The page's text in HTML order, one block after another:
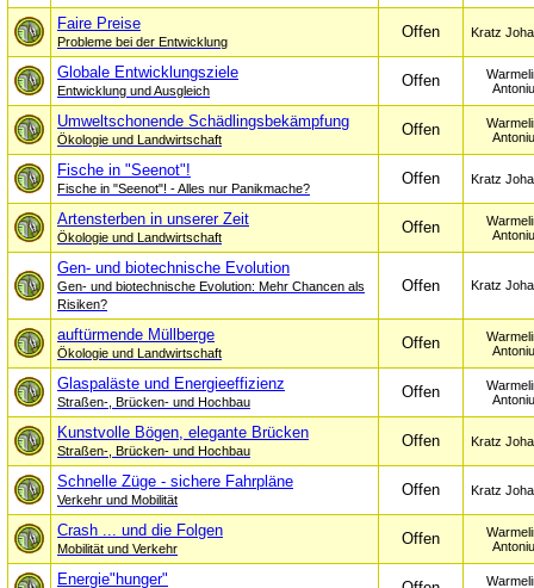
Faire Preise
Probleme bei der Entwicklung
Offen Kratz
Globale Entwicklungsziele
Entwicklung und Ausgleich
Offen
Umweltschonende Schädlingsbekämpfung
Ökologie und Landwirtschaft
Offen
Fische in "Seenot"!
Fische in "Seenot"! - Alles nur Panikmache?
Offen Kratz
Artensterben in unserer Zeit
Ökologie und Landwirtschaft
Offen
Gen- und biotechnische Evolution
Gen- und biotechnische Evolution: Mehr Chancen als
Risiken?
Offen Kratz
auftürmende Müllberge
Ökologie und Landwirtschaft
Offen
Glaspaläste und Energieeffizienz
Straßen-, Brücken- und Hochbau
Offen
Kunstvolle Bögen, elegante Brücken
Straßen-, Brücken- und Hochbau
Offen Kratz
Schnelle Züge - sichere Fahrpläne
Verkehr und Mobilität
Offen Kratz
Crash ... und die Folgen
Mobilität und Verkehr
Offen
Energie"hunger"